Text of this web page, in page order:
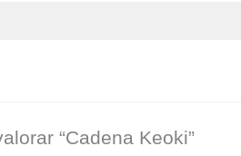
“Cadena Keoki”